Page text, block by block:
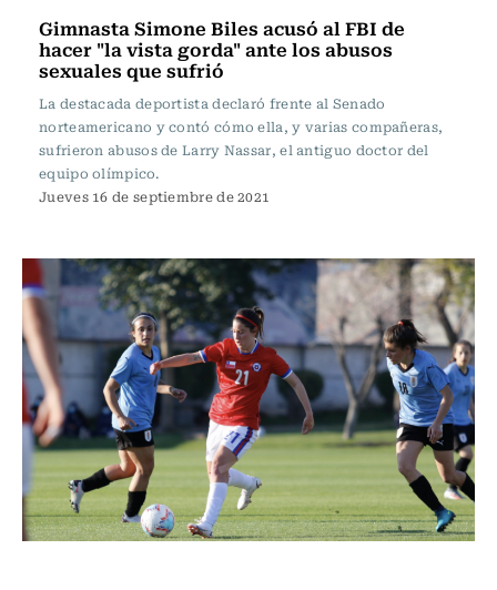
Gimnasta Simone Biles acusó al FBI de
hacer "la vista gorda" ante los abusos
sexuales que sufrió
La destacada deportista declaró frente al Senado
norteamericano y contó cómo ella, y varias compañeras,
sufrieron abusos de Larry Nassar, el antiguo doctor del
equipo olímpico.
Jueves 16 de septiembre de 2021